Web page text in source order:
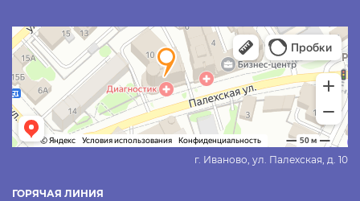
г. Иваново, ул. Палехская, д. 10
ГОРЯЧАЯ ЛИНИЯ